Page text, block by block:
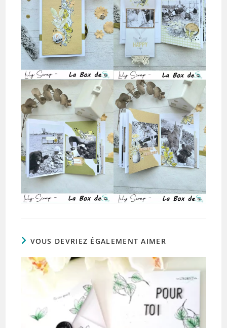
VOUS DEVRIEZ ÉGALEMENT AIMER